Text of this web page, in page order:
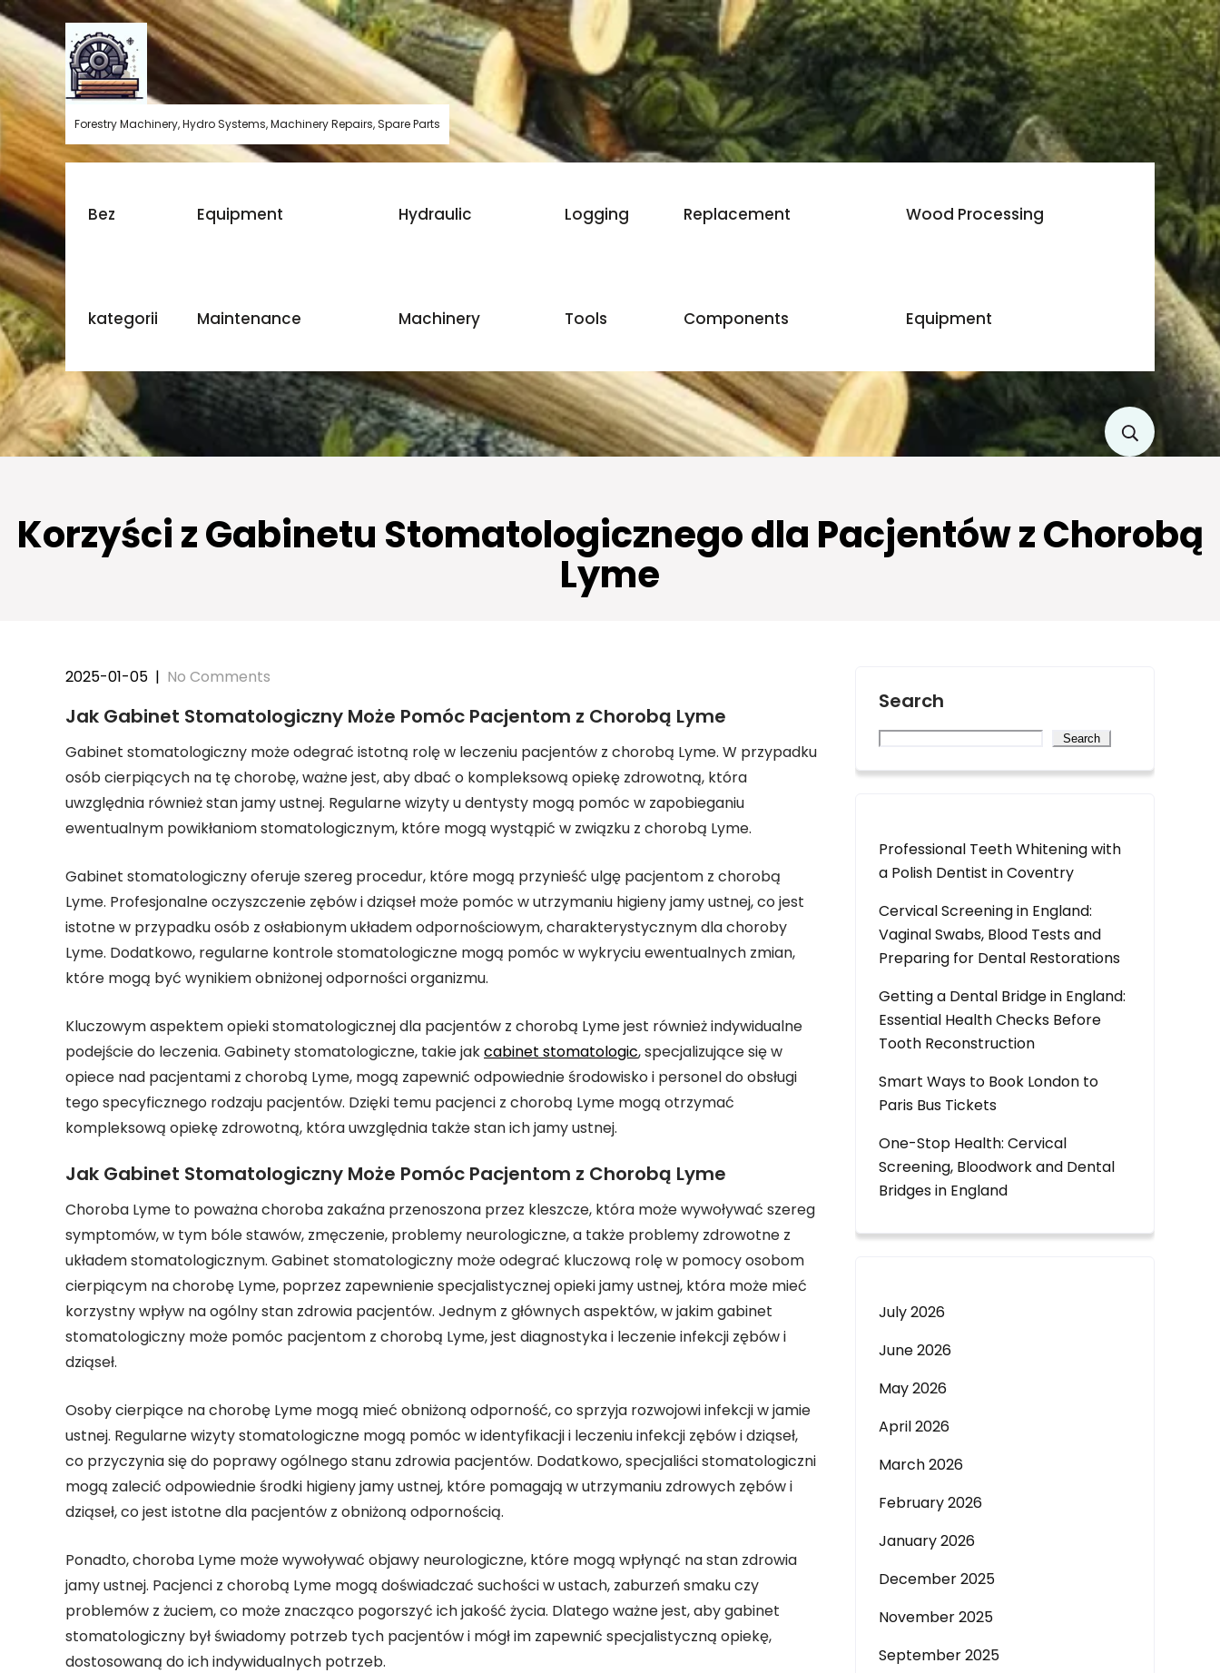
Skip
to
content
Forestry Machinery, Hydro Systems, Machinery Repairs, Spare Parts
Bez
kategorii
Equipment
Maintenance
Hydraulic
Machinery
Logging
Tools
Replacement
Components
Wood Processing
Equipment
Korzyści z Gabinetu Stomatologicznego dla Pacjentów z Chorobą
Lyme
2025-01-05 | No Comments
Jak Gabinet Stomatologiczny Może Pomóc Pacjentom z Chorobą Lyme
Gabinet stomatologiczny może odegrać istotną rolę w leczeniu pacjentów z chorobą Lyme. W przypadku
osób cierpiących na tę chorobę, ważne jest, aby dbać o kompleksową opiekę zdrowotną, która
uwzględnia również stan jamy ustnej. Regularne wizyty u dentysty mogą pomóc w zapobieganiu
ewentualnym powikłaniom stomatologicznym, które mogą wystąpić w związku z chorobą Lyme.
Gabinet stomatologiczny oferuje szereg procedur, które mogą przynieść ulgę pacjentom z chorobą
Lyme. Profesjonalne oczyszczenie zębów i dziąseł może pomóc w utrzymaniu higieny jamy ustnej, co jest
istotne w przypadku osób z osłabionym układem odpornościowym, charakterystycznym dla choroby
Lyme. Dodatkowo, regularne kontrole stomatologiczne mogą pomóc w wykryciu ewentualnych zmian,
które mogą być wynikiem obniżonej odporności organizmu.
Kluczowym aspektem opieki stomatologicznej dla pacjentów z chorobą Lyme jest również indywidualne
podejście do leczenia. Gabinety stomatologiczne, takie jakcabinet stomatologic, specjalizujące się w
opiece nad pacjentami z chorobą Lyme, mogą zapewnić odpowiednie środowisko i personel do obsługi
tego specyficznego rodzaju pacjentów. Dzięki temu pacjenci z chorobą Lyme mogą otrzymać
kompleksową opiekę zdrowotną, która uwzględnia także stan ich jamy ustnej.
Jak Gabinet Stomatologiczny Może Pomóc Pacjentom z Chorobą Lyme
Choroba Lyme to poważna choroba zakaźna przenoszona przez kleszcze, która może wywoływać szereg
symptomów, w tym bóle stawów, zmęczenie, problemy neurologiczne, a także problemy zdrowotne z
układem stomatologicznym. Gabinet stomatologiczny może odegrać kluczową rolę w pomocy osobom
cierpiącym na chorobę Lyme, poprzez zapewnienie specjalistycznej opieki jamy ustnej, która może mieć
korzystny wpływ na ogólny stan zdrowia pacjentów. Jednym z głównych aspektów, w jakim gabinet
stomatologiczny może pomóc pacjentom z chorobą Lyme, jest diagnostyka i leczenie infekcji zębów i
dziąseł.
Osoby cierpiące na chorobę Lyme mogą mieć obniżoną odporność, co sprzyja rozwojowi infekcji w jamie
ustnej. Regularne wizyty stomatologiczne mogą pomóc w identyfikacji i leczeniu infekcji zębów i dziąseł,
co przyczynia się do poprawy ogólnego stanu zdrowia pacjentów. Dodatkowo, specjaliści stomatologiczni
mogą zalecić odpowiednie środki higieny jamy ustnej, które pomagają w utrzymaniu zdrowych zębów i
dziąseł, co jest istotne dla pacjentów z obniżoną odpornością.
Ponadto, choroba Lyme może wywoływać objawy neurologiczne, które mogą wpłynąć na stan zdrowia
jamy ustnej. Pacjenci z chorobą Lyme mogą doświadczać suchości w ustach, zaburzeń smaku czy
problemów z żuciem, co może znacząco pogorszyć ich jakość życia. Dlatego ważne jest, aby gabinet
stomatologiczny był świadomy potrzeb tych pacjentów i mógł im zapewnić specjalistyczną opiekę,
dostosowaną do ich indywidualnych potrzeb.
Search
Search
Professional Teeth Whitening with
a Polish Dentist in Coventry
Cervical Screening in England:
Vaginal Swabs, Blood Tests and
Preparing for Dental Restorations
Getting a Dental Bridge in England:
Essential Health Checks Before
Tooth Reconstruction
Smart Ways to Book London to
Paris Bus Tickets
One-Stop Health: Cervical
Screening, Bloodwork and Dental
Bridges in England
July 2026
June 2026
May 2026
April 2026
March 2026
February 2026
January 2026
December 2025
November 2025
September 2025